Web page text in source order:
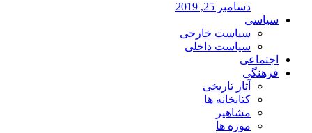
دسامبر 25, 2019
سیاسی
سیاست خارجی
سیاست داخلی
اجتماعی
فرهنگی
آثار تاریخی
کتابخانه ها
مشاهیر
موزه ها